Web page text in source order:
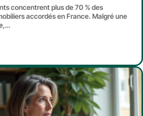
concentrent plus de 70 % des
accordés en France. Malgré une
…